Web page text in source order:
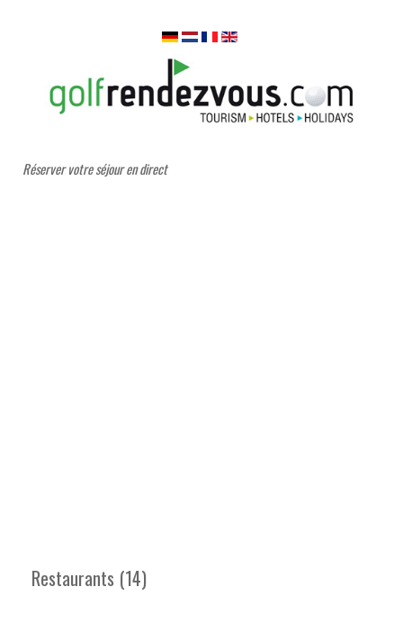
Réserver votre séjour en direct
Restaurants (14)